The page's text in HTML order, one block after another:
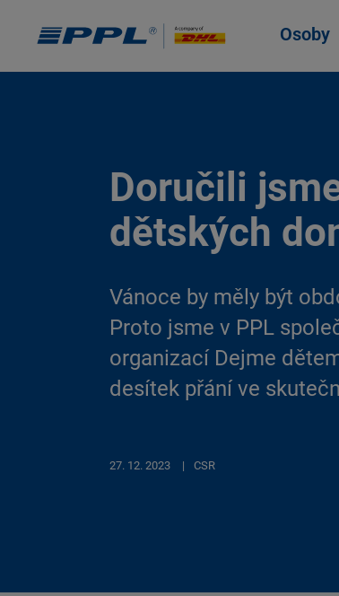
Osoby
Doručili
dětských
Vánoce by měly být
Proto jsme v PPL
organizací Dejme
desítek přání ve
27. 12. 2023 CSR